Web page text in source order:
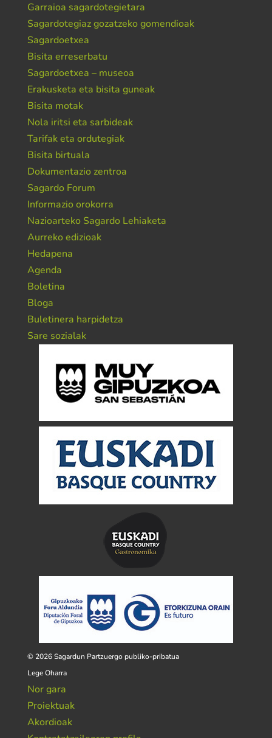
Garraioa sagardotegietara
Sagardotegiaz gozatzeko gomendioak
Sagardoetxea
Bisita erreserbatu
Sagardoetxea – museoa
Erakusketa eta bisita guneak
Bisita motak
Nola iritsi eta sarbideak
Tarifak eta ordutegiak
Bisita birtuala
Dokumentazio zentroa
Sagardo Forum
Informazio orokorra
Nazioarteko Sagardo Lehiaketa
Aurreko edizioak
Hedapena
Agenda
Boletina
Bloga
Buletinera harpidetza
Sare sozialak
© 2026 Sagardun Partzuergo publiko-pribatua
Lege Oharra
Nor gara
Proiektuak
Akordioak